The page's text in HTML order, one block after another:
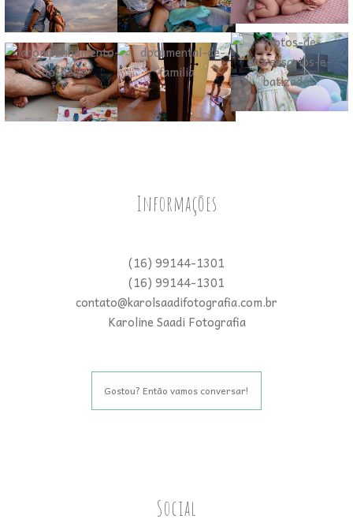
Informações
(16) 99144-1301
(16) 99144-1301
contato@karolsaadifotografia.com.br
Karoline Saadi Fotografia
Gostou? Então vamos conversar!
Social